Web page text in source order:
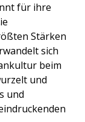
für ihre
Stärken
sich
beim
und
und